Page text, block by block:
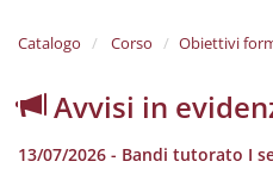
Catalogo Corso Obiettivi
Avvisi in
13/07/2026 - Bandi tutorato I